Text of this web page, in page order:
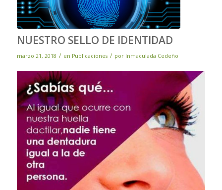
NUESTRO SELLO DE IDENTIDAD
marzo 21, 2018 / en Publicaciones / por Inmaculada Cedeño